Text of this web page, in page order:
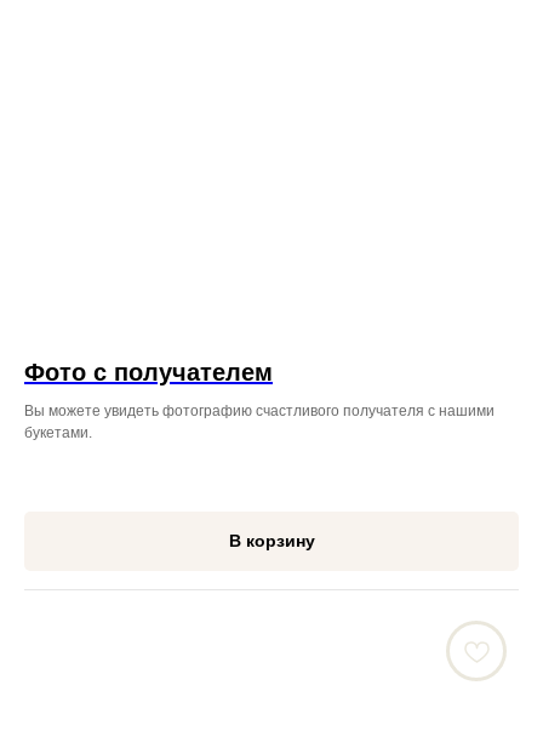
Фото с получателем
Вы можете увидеть фотографию счастливого получателя с нашими
букетами.
В корзину